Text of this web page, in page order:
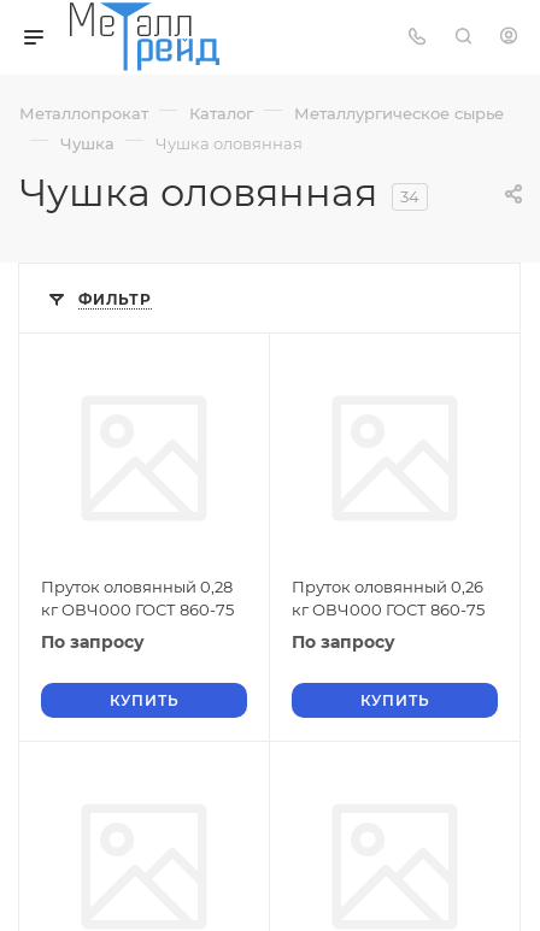
Металлопрокат — Каталог — Металлургическое сырье
— Чушка — Чушка оловянная
Чушка оловянная 34
ФИЛЬТР
Пруток оловянный 0,28
кг ОВЧ000 ГОСТ 860-75
По запросу
КУПИТЬ
Пруток оловянный 0,26
кг ОВЧ000 ГОСТ 860-75
По запросу
КУПИТЬ